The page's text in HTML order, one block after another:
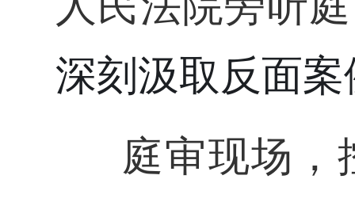
深刻汲取反面
庭审现场，